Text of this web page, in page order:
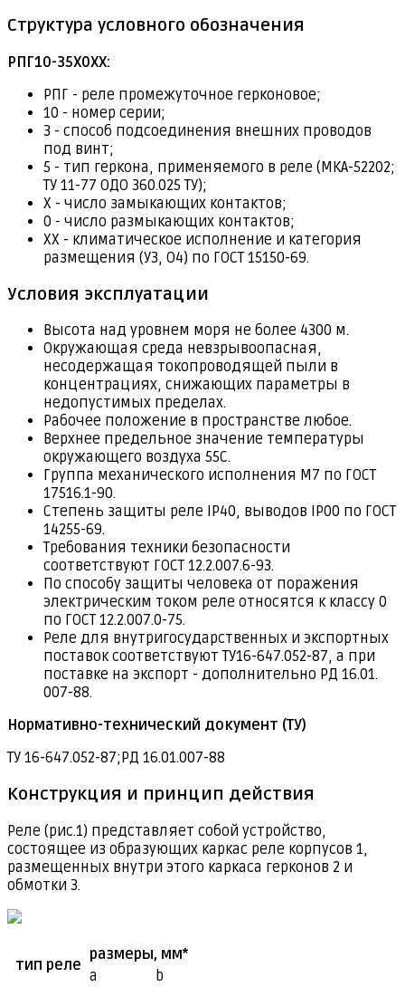
Структура условного обозначения
РПГ10-35Х0ХХ:
РПГ - реле промежуточное герконовое;
10 - номер серии;
3 - способ подсоединения внешних проводов
под винт;
5 - тип геркона, применяемого в реле (МКА-52202;
ТУ 11-77 ОДО 360.025 ТУ);
Х - число замыкающих контактов;
0 - число размыкающих контактов;
ХХ - климатическое исполнение и категория
размещения (У3, О4) по ГОСТ 15150-69.
Условия эксплуатации
Высота над уровнем моря не более 4300 м.
Окружающая среда невзрывоопасная,
несодержащая токопроводящей пыли в
концентрациях, снижающих параметры в
недопустимых пределах.
Рабочее положение в пространстве любое.
Верхнее предельное значение температуры
окружающего воздуха 55С.
Группа механического исполнения М7 по ГОСТ
17516.1-90.
Степень защиты реле IР40, выводов IР00 по ГОСТ
14255-69.
Требования техники безопасности
соответствуют ГОСТ 12.2.007.6-93.
По способу защиты человека от поражения
электрическим током реле относятся к классу 0
по ГОСТ 12.2.007.0-75.
Реле для внутригосударственных и экспортных
поставок соответствуют ТУ16-647.052-87, а при
поставке на экспорт - дополнительно РД 16.01.
007-88.
Нормативно-технический документ (ТУ)
ТУ 16-647.052-87;РД 16.01.007-88
Конструкция и принцип действия
Реле (рис.1) представляет собой устройство,
состоящее из образующих каркас реле корпусов 1,
размещенных внутри этого каркаса герконов 2 и
обмотки 3.
тип реле
размеры, мм*
a
b